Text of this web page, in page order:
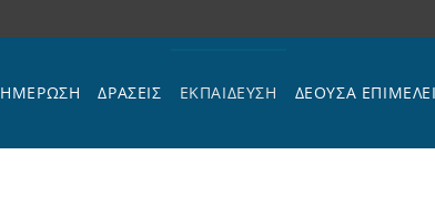
ΔΡΑΣΕΙΣ ΕΚΠΑΊΔΕΥΣΗ ΔΕΟΥΣΑ